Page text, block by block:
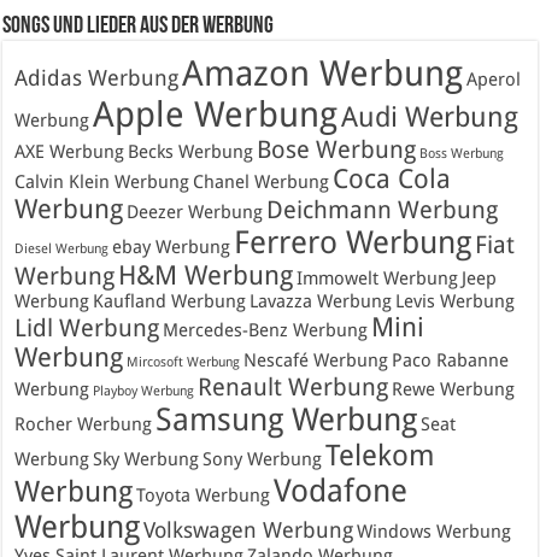
Songs und Lieder aus der Werbung
Adidas WerbungAmazon WerbungAperol
WerbungApple WerbungAudi Werbung
AXE Werbung Becks Werbung Bose Werbung Boss Werbung
Calvin Klein Werbung Chanel Werbung Coca Cola
Werbung Deezer Werbung Deichmann Werbung
Diesel Werbung ebay Werbung Ferrero Werbung Fiat
Werbung H&M WerbungImmowelt Werbung Jeep
Werbung Kaufland Werbung Lavazza Werbung Levis Werbung
Lidl Werbung Mercedes-Benz Werbung Mini
Werbung Mircosoft Werbung Nescafé Werbung Paco Rabanne
Werbung Playboy Werbung Renault Werbung Rewe Werbung
Rocher Werbung Samsung WerbungSeat
WerbungSky WerbungSony WerbungTelekom
WerbungToyota WerbungVodafone
WerbungVolkswagen WerbungWindows Werbung